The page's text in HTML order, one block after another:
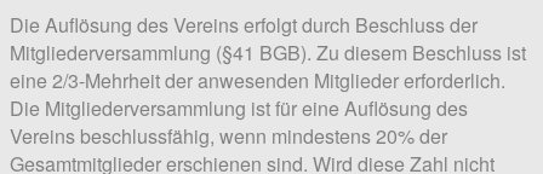
Die Auflösung des Vereins erfolgt durch Beschluss der
Mitgliederversammlung (§41 BGB). Zu diesem Beschluss ist
eine 2/3-Mehrheit der anwesenden Mitglieder erforderlich.
Die Mitgliederversammlung ist für eine Auflösung des
Vereins beschlussfähig, wenn mindestens 20% der
Gesamtmitglieder erschienen sind. Wird diese Zahl nicht